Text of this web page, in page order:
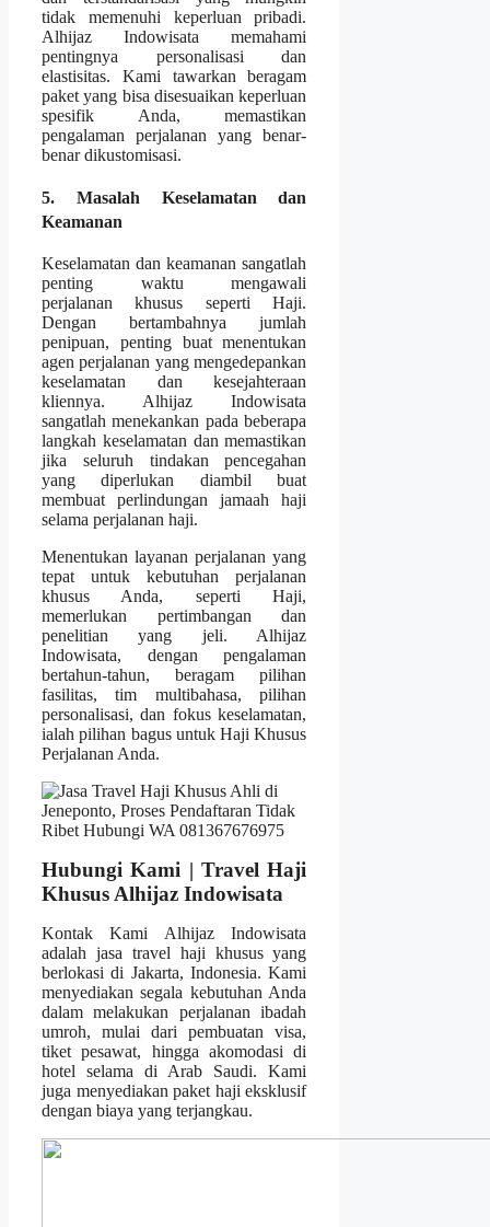
tidak memenuhi keperluan pribadi.
Alhijaz Indowisata memahami
pentingnya personalisasi dan
elastisitas. Kami tawarkan beragam
paket yang bisa disesuaikan keperluan
spesifik Anda, memastikan
pengalaman perjalanan yang benar-
benar dikustomisasi.
5. Masalah Keselamatan dan
Keamanan
Keselamatan dan keamanan sangatlah
penting waktu mengawali
perjalanan khusus seperti Haji.
Dengan bertambahnya jumlah
penipuan, penting buat menentukan
agen perjalanan yang mengedepankan
keselamatan dan kesejahteraan
kliennya. Alhijaz Indowisata
sangatlah menekankan pada beberapa
langkah keselamatan dan memastikan
jika seluruh tindakan pencegahan
yang diperlukan diambil buat
membuat perlindungan jamaah haji
selama perjalanan haji.
Menentukan layanan perjalanan yang
tepat untuk kebutuhan perjalanan
khusus Anda, seperti Haji,
memerlukan pertimbangan dan
penelitian yang jeli. Alhijaz
Indowisata, dengan pengalaman
bertahun-tahun, beragam pilihan
fasilitas, tim multibahasa, pilihan
personalisasi, dan fokus keselamatan,
ialah pilihan bagus untuk Haji Khusus
Perjalanan Anda.
Hubungi Kami | Travel Haji
Khusus Alhijaz Indowisata
Kontak Kami Alhijaz Indowisata
adalah jasa travel haji khusus yang
berlokasi di Jakarta, Indonesia. Kami
menyediakan segala kebutuhan Anda
dalam melakukan perjalanan ibadah
umroh, mulai dari pembuatan visa,
tiket pesawat, hingga akomodasi di
hotel selama di Arab Saudi. Kami
juga menyediakan paket haji eksklusif
dengan biaya yang terjangkau.